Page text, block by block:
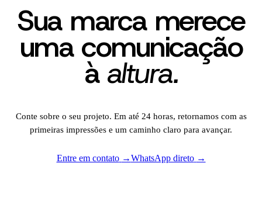
Sua marca merece
umacomunicação
àaltura.
Conte sobre o seu projeto. Em até 24 horas, retornamos com as
primeiras impressões e um caminho claro para avançar.
Entre em contato →WhatsApp direto →